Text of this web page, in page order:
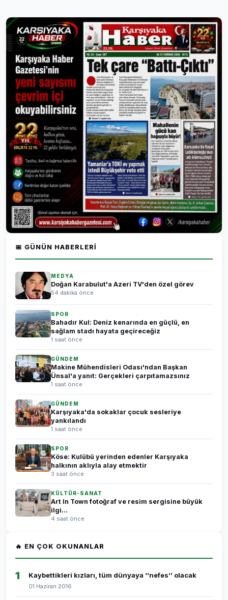
📅 GÜNÜN HABERLERI
MEDYA
Doğan Karabulut'a Azeri TV'den özel görev
54 dakika önce
SPOR
Bahadır Kul: Deniz kenarında en güçlü, en
sağlam stadı hayata geçireceğiz
1 saat önce
GÜNDEM
Makine Mühendisleri Odası'ndan Başkan
Ünsal'a yanıt: Gerçekleri çarpıtamazsınız
1 saat önce
GÜNDEM
Karşıyaka'da sokaklar çocuk sesleriye
yankılandı
1 saat önce
SPOR
Köse: Kulübü yerinden edenler Karşıyaka
halkının aklıyla alay etmektir
3 saat önce
KÜLTÜR-SANAT
Art In Town fotoğraf ve resim sergisine büyük
ilgi...
4 saat önce
🔥 EN ÇOK OKUNANLAR
1 Kaybettikleri kızları, tüm dünyaya ‘’nefes’’ olacak
01 Haziran 2016